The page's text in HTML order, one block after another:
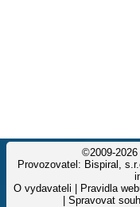
©2009-
Provozovatel: Bispiral,
O vydavateli
Pravidla
Spravovat